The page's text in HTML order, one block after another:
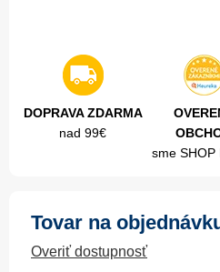
DOPRAVA ZDARMA
nad 99€
sme SHOP
Tovar na
Overiť dostupnosť